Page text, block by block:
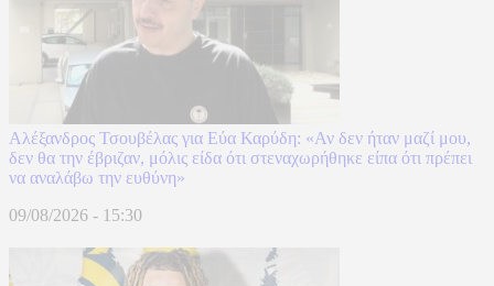
Αλέξανδρος Τσουβέλας για Εύα Καρύδη: «Αν δεν ήταν μαζί μου,
δεν θα την έβριζαν, μόλις είδα ότι στεναχωρήθηκε είπα ότι πρέπει
να αναλάβω την ευθύνη»
09/08/2026 - 15:30